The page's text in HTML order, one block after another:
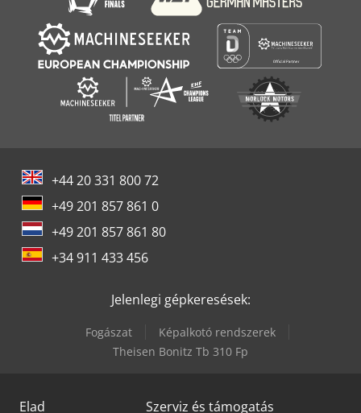
+44 20 331 800 72
+49 201 857 861 0
+49 201 857 861 80
+34 911 433 456
Jelenlegi gépkeresések:
Fogászat
Képalkotó rendszerek
Theisen Bonitz Tb 310 Fp
Elad Szerviz és támogatás